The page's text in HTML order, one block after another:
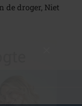
de droger, Niet